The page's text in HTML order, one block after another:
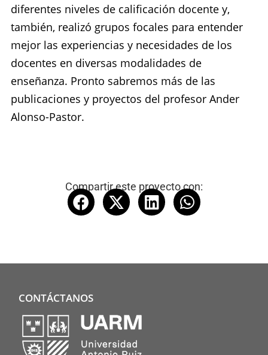
diferentes niveles de calificación docente y,
también, realizó grupos focales para entender
mejor las experiencias y necesidades de los
docentes en diversas modalidades de
enseñanza. Pronto sabremos más de las
publicaciones y proyectos del profesor Ander
Alonso-Pastor.
Compartir este proyecto con:
CONTÁCTANOS